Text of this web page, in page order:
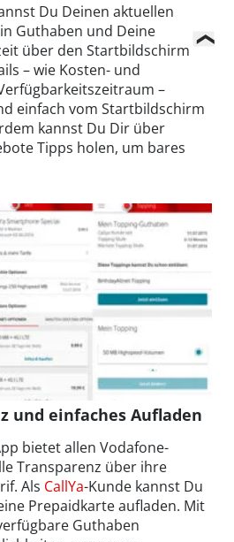
Du Deinen aktuellen
Guthaben und Deine
über den Startbildschirm
– wie Kosten- und
–
einfach vom Startbildschirm
kannst Du Dir über
Tipps holen, um bares
und einfaches Aufladen
bietet allen Vodafone-
Transparenz über ihre
Als CallYa-Kunde kannst Du
Prepaidkarte aufladen. Mit
Guthaben